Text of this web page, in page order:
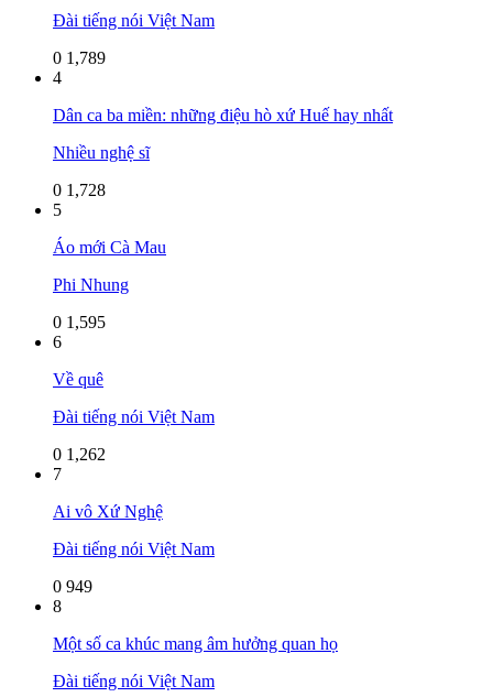
Đài tiếng nói Việt Nam
0 1,789
4
Dân ca ba miền: những điệu hò xứ Huế hay nhất
Nhiều nghệ sĩ
0 1,728
5
Áo mới Cà Mau
Phi Nhung
0 1,595
6
Về quê
Đài tiếng nói Việt Nam
0 1,262
7
Ai vô Xứ Nghệ
Đài tiếng nói Việt Nam
0 949
8
Một số ca khúc mang âm hưởng quan họ
Đài tiếng nói Việt Nam